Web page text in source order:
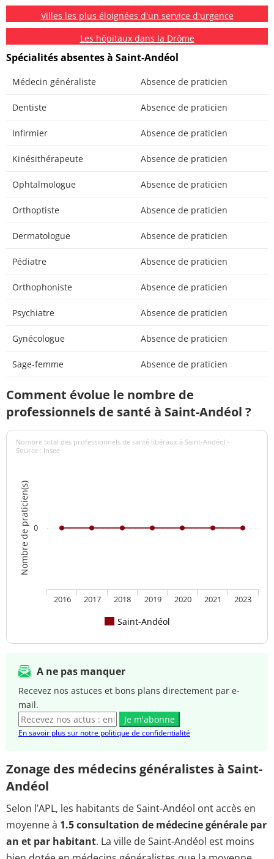
Villes les plus éloignées d'un service d'urgence
Les hôpitaux dans la Drôme
Spécialités absentes à Saint-Andéol
Médecin généraliste Absence de praticien
Dentiste Absence de praticien
Infirmier Absence de praticien
Kinésithérapeute Absence de praticien
Ophtalmologue Absence de praticien
Orthoptiste Absence de praticien
Dermatologue Absence de praticien
Pédiatre Absence de praticien
Orthophoniste Absence de praticien
Psychiatre Absence de praticien
Gynécologue Absence de praticien
Sage-femme Absence de praticien
Comment évolue le nombre de
professionnels de santé à Saint-Andéol ?
Nombre de praticien(s)
Nombre total des professionnels de santé libéraux à Saint-Andéol -
Source : Insee
Saint-Andéol
2016 2017 2018 2019 2020 2021 2023
0
A ne pas manquer
Recevez nos astuces et bons plans directement par e-
mail.
Je m'abonne
En savoir plus sur notre politique de confidentialité
Zonage des médecins généralistes à Saint-
Andéol
Selon l’APL, les habitants de Saint-Andéol ont accès en
moyenne à 1.5 consultation de médecine générale par
an et par habitant. La ville de Saint-Andéol est moins